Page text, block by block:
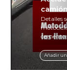
Añadir un
Detalles
vial y